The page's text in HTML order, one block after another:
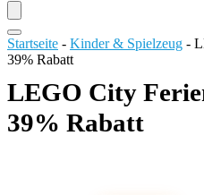
Startseite - Kinder & Spielzeug -
39% Rabatt
LEGO City
39% Rabatt